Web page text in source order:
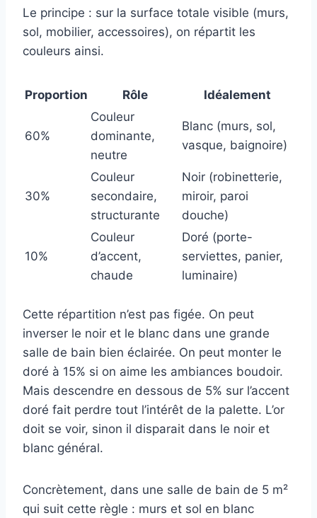
Le principe : sur la surface totale visible (murs,
sol, mobilier, accessoires), on répartit les
couleurs ainsi.
Proportion Rôle Idéalement
60%
Couleur
dominante,
neutre
Blanc (murs, sol,
vasque, baignoire)
30%
Couleur
secondaire,
structurante
Noir (robinetterie,
miroir, paroi
douche)
10%
Couleur
d’accent,
chaude
Doré (porte-
serviettes, panier,
luminaire)
Cette répartition n’est pas figée. On peut
inverser le noir et le blanc dans une grande
salle de bain bien éclairée. On peut monter le
doré à 15% si on aime les ambiances boudoir.
Mais descendre en dessous de 5% sur l’accent
doré fait perdre tout l’intérêt de la palette. L’or
doit se voir, sinon il disparait dans le noir et
blanc général.
Concrètement, dans une salle de bain de 5 m²
qui suit cette règle : murs et sol en blanc